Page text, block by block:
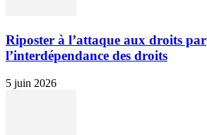
Riposter à l’attaque aux droits par
l’interdépendance des droits
5 juin 2026